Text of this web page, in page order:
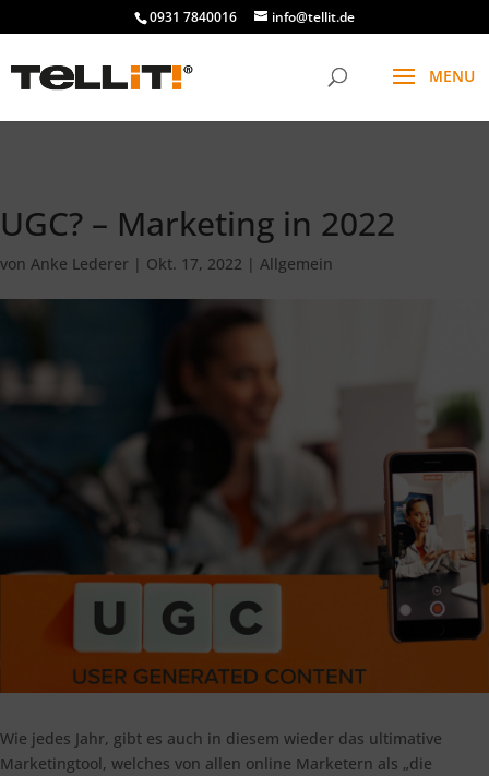
################# SINGLE
0931 7840016 info@tellit.de
UGC? – Marketing in 2022
von Anke Lederer | Okt. 17, 2022 | Allgemein
Wie jedes Jahr, gibt es auch in diesem wieder das ultimative
Marketingtool, welches von allen online Marketern als „die